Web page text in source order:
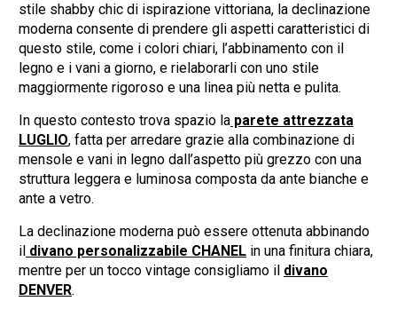
stile shabby chic di ispirazione vittoriana, la declinazione
moderna consente di prendere gli aspetti caratteristici di
questo stile, come i colori chiari, l’abbinamento con il
legno e i vani a giorno, e rielaborarli con uno stile
maggiormente rigoroso e una linea più netta e pulita.
In questo contesto trova spazio laparete attrezzata
LUGLIO, fatta per arredare grazie alla combinazione di
mensole e vani in legno dall’aspetto più grezzo con una
struttura leggera e luminosa composta da ante bianche e
ante a vetro.
La declinazione moderna può essere ottenuta abbinando
il divano personalizzabile CHANELin una finitura chiara,
mentre per un tocco vintage consigliamo il divano
DENVER.